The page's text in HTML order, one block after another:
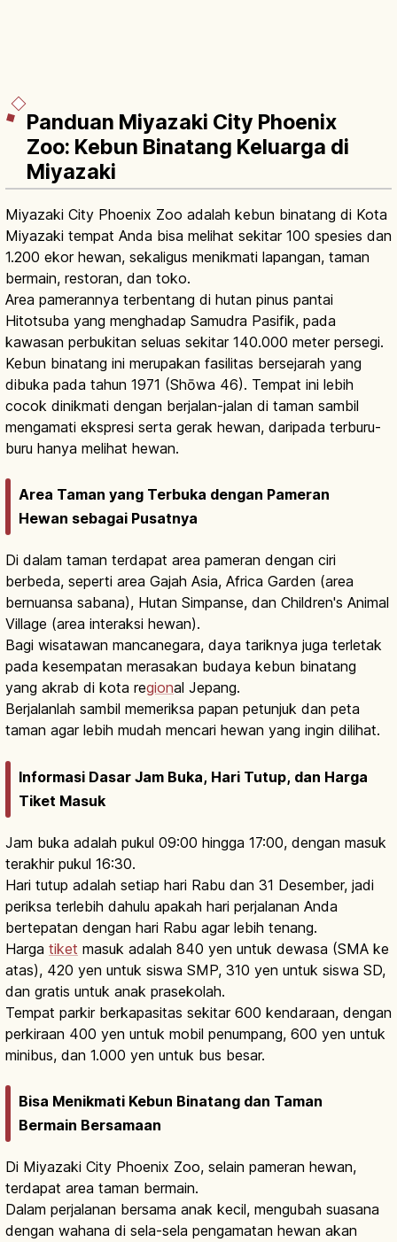
Panduan Miyazaki City Phoenix
Zoo: Kebun Binatang Keluarga di
Miyazaki
Miyazaki City Phoenix Zoo adalah kebun binatang di Kota
Miyazaki tempat Anda bisa melihat sekitar 100 spesies dan
1.200 ekor hewan, sekaligus menikmati lapangan, taman
bermain, restoran, dan toko.
Area pamerannya terbentang di hutan pinus pantai
Hitotsuba yang menghadap Samudra Pasifik, pada
kawasan perbukitan seluas sekitar 140.000 meter persegi.
Kebun binatang ini merupakan fasilitas bersejarah yang
dibuka pada tahun 1971 (Shōwa 46). Tempat ini lebih
cocok dinikmati dengan berjalan-jalan di taman sambil
mengamati ekspresi serta gerak hewan, daripada terburu-
buru hanya melihat hewan.
Area Taman yang Terbuka dengan Pameran
Hewan sebagai Pusatnya
Di dalam taman terdapat area pameran dengan ciri
berbeda, seperti area Gajah Asia, Africa Garden (area
bernuansa sabana), Hutan Simpanse, dan Children's Animal
Village (area interaksi hewan).
Bagi wisatawan mancanegara, daya tariknya juga terletak
pada kesempatan merasakan budaya kebun binatang
yang akrab di kota regional Jepang.
Berjalanlah sambil memeriksa papan petunjuk dan peta
taman agar lebih mudah mencari hewan yang ingin dilihat.
Informasi Dasar Jam Buka, Hari Tutup, dan Harga
Tiket Masuk
Jam buka adalah pukul 09:00 hingga 17:00, dengan masuk
terakhir pukul 16:30.
Hari tutup adalah setiap hari Rabu dan 31 Desember, jadi
periksa terlebih dahulu apakah hari perjalanan Anda
bertepatan dengan hari Rabu agar lebih tenang.
Harga tiket masuk adalah 840 yen untuk dewasa (SMA ke
atas), 420 yen untuk siswa SMP, 310 yen untuk siswa SD,
dan gratis untuk anak prasekolah.
Tempat parkir berkapasitas sekitar 600 kendaraan, dengan
perkiraan 400 yen untuk mobil penumpang, 600 yen untuk
minibus, dan 1.000 yen untuk bus besar.
Bisa Menikmati Kebun Binatang dan Taman
Bermain Bersamaan
Di Miyazaki City Phoenix Zoo, selain pameran hewan,
terdapat area taman bermain.
Dalam perjalanan bersama anak kecil, mengubah suasana
dengan wahana di sela-sela pengamatan hewan akan